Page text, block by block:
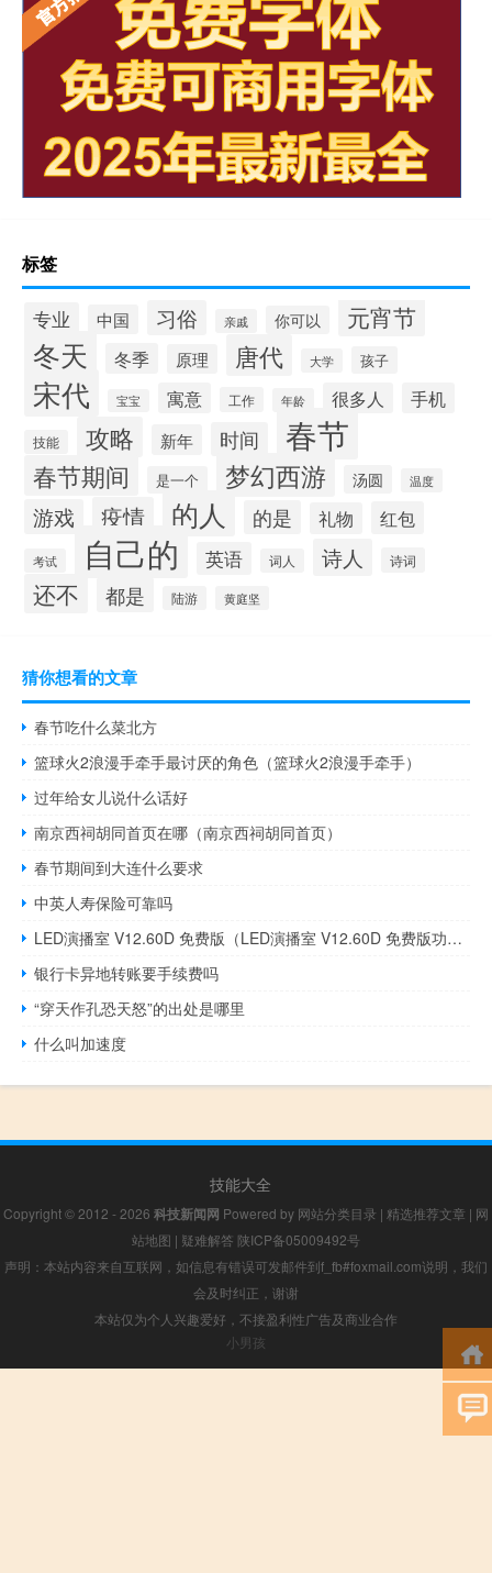
标签
专业 中国 习俗 亲戚 你可以 元宵节
冬天 冬季 原理 唐代 大学 孩子
宋代 宝宝 寓意 工作 年龄 很多人 手机
技能 攻略 新年 时间 春节
春节期间 是一个 梦幻西游 汤圆 温度
游戏 疫情 的人 的是 礼物 红包
考试 自己的 英语 词人 诗人 诗词
还不 都是 陆游 黄庭坚
猜你想看的文章
春节吃什么菜北方
篮球火2浪漫手牵手最讨厌的角色（篮球火2浪漫手牵手）
过年给女儿说什么话好
南京西祠胡同首页在哪（南京西祠胡同首页）
春节期间到大连什么要求
中英人寿保险可靠吗
LED演播室 V12.60D 免费版（LED演播室 V12.60D 免费版功能简介）
银行卡异地转账要手续费吗
“穿天作孔恐天怒”的出处是哪里
什么叫加速度
技能大全
Copyright © 2012 - 2026 科技新闻网 Powered by 网站分类目录 | 精选推荐文章 | 网
站地图 | 疑难解答 陕ICP备05009492号
声明：本站内容来自互联网，如信息有错误可发邮件到f_fb#foxmail.com说明，我们
会及时纠正，谢谢
本站仅为个人兴趣爱好，不接盈利性广告及商业合作
小男孩